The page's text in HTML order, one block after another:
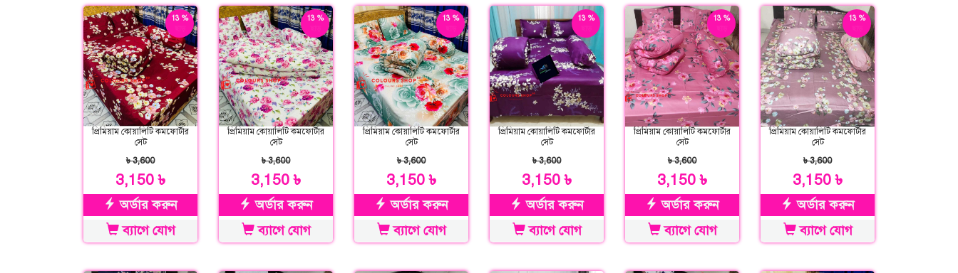
13 %
প্রিমিয়াম কোয়ালিটি কমফোর্টার
সেট
৳ 3,600
3,150 ৳
অর্ডার করুন
ব্যাগে যোগ
13 %
প্রিমিয়াম কোয়ালিটি কমফোর্টার
সেট
৳ 3,600
3,150 ৳
অর্ডার করুন
ব্যাগে যোগ
13 %
প্রিমিয়াম কোয়ালিটি কমফোর্টার
সেট
৳ 3,600
3,150 ৳
অর্ডার করুন
ব্যাগে যোগ
13 %
প্রিমিয়াম কোয়ালিটি কমফোর্টার
সেট
৳ 3,600
3,150 ৳
অর্ডার করুন
ব্যাগে যোগ
13 %
প্রিমিয়াম কোয়ালিটি কমফোর্টার
সেট
৳ 3,600
3,150 ৳
অর্ডার করুন
ব্যাগে যোগ
13 %
প্রিমিয়াম কোয়ালিটি কমফোর্টার
সেট
৳ 3,600
3,150 ৳
অর্ডার করুন
ব্যাগে যোগ